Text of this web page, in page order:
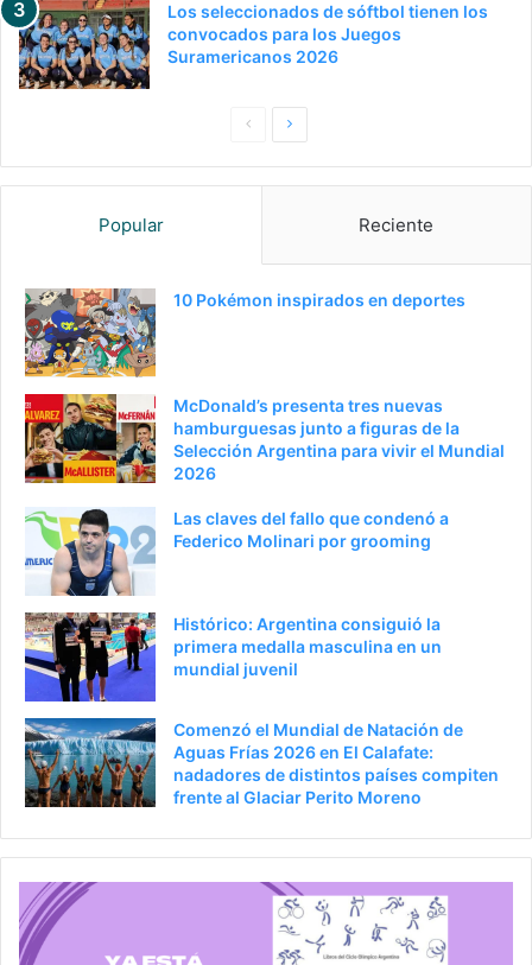
Los seleccionados de sóftbol tienen los
convocados para los Juegos
Suramericanos 2026
PaginaSiguiente
Popular Reciente
10 Pokémon inspirados en deportes
McDonald’s presenta tres nuevas
hamburguesas junto a figuras de la
Selección Argentina para vivir el Mundial
2026
Las claves del fallo que condenó a
Federico Molinari por grooming
Histórico: Argentina consiguió la
primera medalla masculina en un
mundial juvenil
Comenzó el Mundial de Natación de
Aguas Frías 2026 en El Calafate:
nadadores de distintos países compiten
frente al Glaciar Perito Moreno